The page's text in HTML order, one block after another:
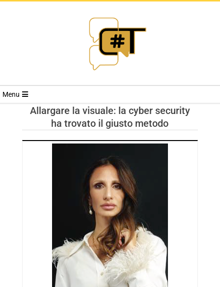
RIVISTA
TRENDS
Menu
Allargare la visuale: la cyber security
ha trovato il giusto metodo